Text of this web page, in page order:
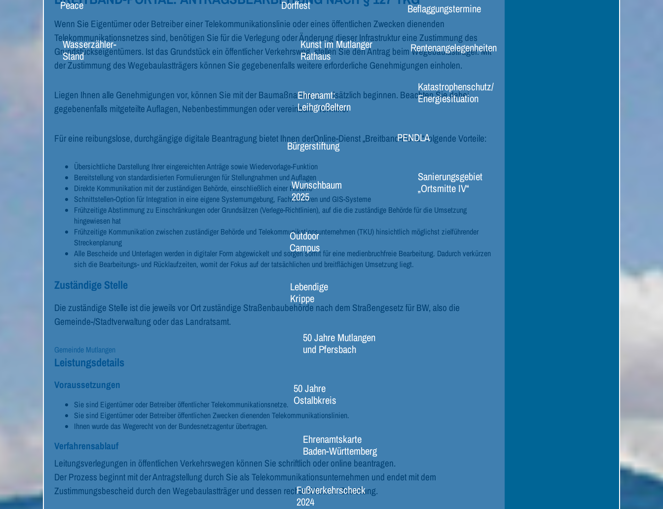
Peace
Wasserzähler-
Stand
Dorffest
Kunst im Mutlanger
Rathaus
Ehrenamt:
Leihgroßeltern
Bürgerstiftung
Wunschbaum
2025
Outdoor
Campus
Lebendige
Krippe
50 Jahre Mutlangen
und Pfersbach
50 Jahre
Ostalbkreis
Ehrenamtskarte
Baden-Württemberg
Fußverkehrscheck
2024
Beflaggungstermine
Rentenangelegenheiten
Katastrophenschutz/
Energiesituation
PENDLA
Sanierungsgebiet
„Ortsmitte IV“
Wenn Sie Eigentümer oder Betreiber einer Telekommunikationslinie oder eines öffentlichen Zwecken dienenden
Telekommunikationsnetzes sind, benötigen Sie für die Verlegung oder Änderung dieser Infrastruktur eine Zustimmung des
Grundstückseigentümers. Ist das Grundstück ein öffentlicher Verkehrsweg, stellen Sie den Antrag beim Wegebaulastträger. Mit
der Zustimmung des Wegebaulastträgers können Sie gegebenenfalls weitere erforderliche Genehmigungen einholen.
Liegen Ihnen alle Genehmigungen vor, können Sie mit der Baumaßnahme grundsätzlich beginnen. Beachten Sie dabei
gegebenenfalls mitgeteilte Auflagen, Nebenbestimmungen oder vereinbarte Termine.
Für eine reibungslose, durchgängige digitale Beantragung bietet Ihnen derOnline-Dienst „Breitband-Portal“ folgende Vorteile:
Übersichtliche Darstellung Ihrer eingereichten Anträge sowie Wiedervorlage-Funktion
Bereitstellung von standardisierten Formulierungen für Stellungnahmen und Auflagen
Direkte Kommunikation mit der zuständigen Behörde, einschließlich einer Historie
Schnittstellen-Option für Integration in eine eigene Systemumgebung, Fachverfahren und GIS-Systeme
Frühzeitige Abstimmung zu Einschränkungen oder Grundsätzen (Verlege-Richtlinien), auf die die zuständige Behörde für die Umsetzung
hingewiesen hat
Frühzeitige Kommunikation zwischen zuständiger Behörde und Telekommunikationsunternehmen (TKU) hinsichtlich möglichst zielführender
Streckenplanung
Alle Bescheide und Unterlagen werden in digitaler Form abgewickelt und sorgen somit für eine medienbruchfreie Bearbeitung. Dadurch verkürzen
sich die Bearbeitungs- und Rücklaufzeiten, womit der Fokus auf der tatsächlichen und breitflächigen Umsetzung liegt.
Zuständige Stelle
Die zuständige Stelle ist die jeweils vor Ort zuständige Straßenbaubehörde nach dem Straßengesetz für BW, also die
Gemeinde-/Stadtverwaltung oder das Landratsamt.
Gemeinde Mutlangen
Leistungsdetails
Voraussetzungen
Sie sind Eigentümer oder Betreiber öffentlicher Telekommunikationsnetze.
Sie sind Eigentümer oder Betreiber öffentlichen Zwecken dienenden Telekommunikationslinien.
Ihnen wurde das Wegerecht von der Bundesnetzagentur übertragen.
Verfahrensablauf
Leitungsverlegungen in öffentlichen Verkehrswegen können Sie schriftlich oder online beantragen.
Der Prozess beginnt mit der Antragstellung durch Sie als Telekommunikationsunternehmen und endet mit dem
Zustimmungsbescheid durch den Wegebaulastträger und dessen rechtswirksame Zustellung.